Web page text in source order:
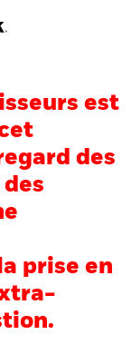
veuillez mettre à
est
des
prise en